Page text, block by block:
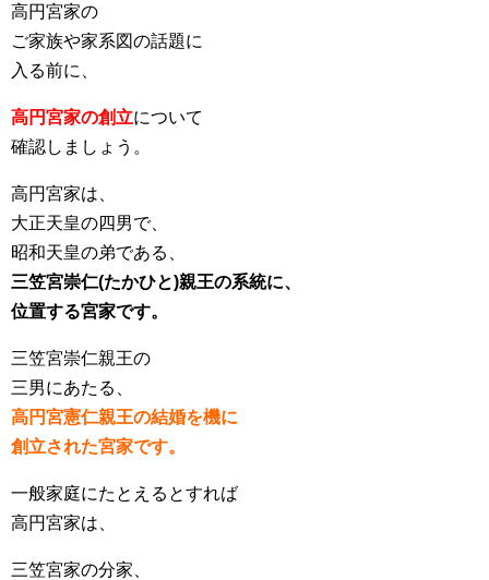
高円宮家の
ご家族や家系図の話題に
入る前に、
高円宮家の創立について
確認しましょう。
高円宮家は、
大正天皇の四男で、
昭和天皇の弟である、
三笠宮崇仁(たかひと)親王の系統に、
位置する宮家です。
三笠宮崇仁親王の
三男にあたる、
高円宮憲仁親王の結婚を機に
創立された宮家です。
一般家庭にたとえるとすれば
高円宮家は、
三笠宮家の分家、